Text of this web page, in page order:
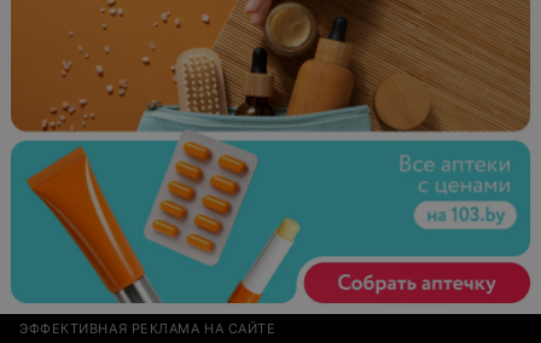
ЭФФЕКТИВНАЯ РЕКЛАМА НА САЙТЕ